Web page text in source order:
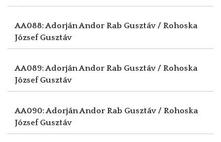
AA088: Adorján Andor Rab Gusztáv / Rohoska
József Gusztáv
AA089: Adorján Andor Rab Gusztáv / Rohoska
József Gusztáv
AA090: Adorján Andor Rab Gusztáv / Rohoska
József Gusztáv